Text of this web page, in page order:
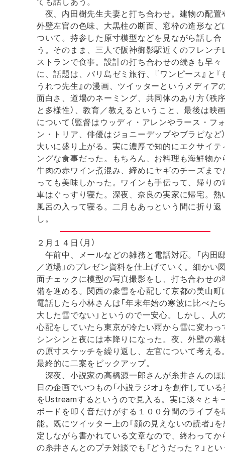
夜、内田樹先生夫妻と打ち合わせ。建物の配置
外壁左官の色味、大黒柱の断面、窓枠の造形など
ついて。持参した原寸模型などを見ながら話し合
う。そのまま、三人で阪神御影駅近くのフレンチ
ストランで食事。設計の打ち合わせの続きも早々
に、話題は、バリ島ゼミ旅行、『ワンピース』と『
うれつ先生』の漫画、ツイッターというメディア
面白さ、道場のネーミング、共同体のあり方（秩
と多様性）、教育／教えるということ、最後は映
について（監督はウッディ・アレンやラース・フ
ン・トリア、俳優はジョニーデップやブラピなど
大いに盛り上がる。実に濃厚で知的にエクサイテ
ングな食事だった。もちろん、お料理も海鮮物か
牛肉の赤ワイン煮混み、締めにヤギのチーズまで
っても美味しかった。ワインも手伝って、帰りの
車はぐっすり寝た。深夜、奈良の実家に帰宅。熱
風呂の入って寝る。二月もあっという間に折り返
し。
２月１４日（月）
午前中、メールなどの雑務と電話対応。「内田
／道場」のプレゼン資料を仕上げていく。細かい
面チェックに模型の写真撮影をし、打ち合わせの
備を進める。関西の豪雪を心配して京都の美山町
電話したら小林さんは「年末年始の寒波に比べた
大した雪でない」というので一安心。しかし、人
心配をしていたら東京が冷たい雨から雪に変わっ
シンシンと夜には本降りになった。夜、外壁の幕
の原寸スケッチを繰り返し、左官について考える
最終的に二案をピックアップ。
深夜、小説家の高橋源一郎さんが糸井さんのほ
日の企画でいつもの「小説ラジオ」を創作してい
をUstreamするというので見入る。実に淡々とキ
ボードを叩く音だけがする１００分間のライブを
能。既にツイッター上の「顔の見えないの読者」
定しながら書かれている文章なので、終わってか
の糸井さんとのプチ対談でも「どうだった？」と